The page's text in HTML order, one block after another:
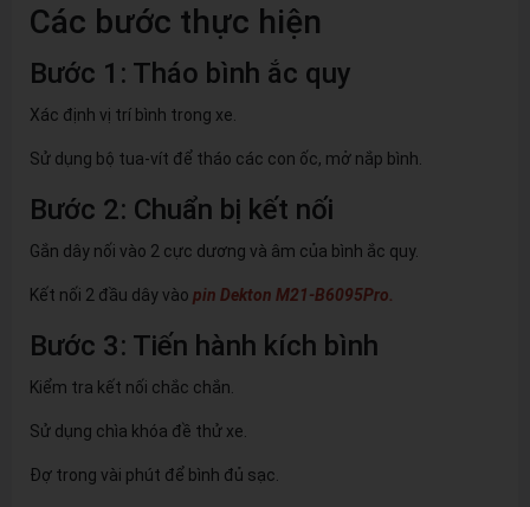
Các bước thực hiện
Bước 1: Tháo bình ắc quy
Xác định vị trí bình trong xe.
Sử dụng bộ tua-vít để tháo các con ốc, mở nắp bình.
Bước 2: Chuẩn bị kết nối
Gắn dây nối vào 2 cực dương và âm của bình ắc quy.
Kết nối 2 đầu dây vào pin Dekton M21-B6095Pro.
Bước 3: Tiến hành kích bình
Kiểm tra kết nối chắc chắn.
Sử dụng chìa khóa đề thử xe.
Đợ trong vài phút để bình đủ sạc.